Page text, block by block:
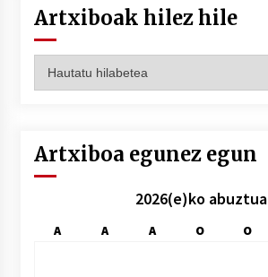
Artxiboak hilez hile
hilez
Artxiboa egunez egun
2026(e)ko abuztua
A A A O O